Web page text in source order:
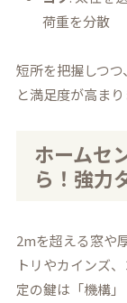
荷重を分散
短所を把握しつつ
と満足度が高まり
ホームセ
ら！強力
2mを超える窓や
トリやカインズ
定の鍵は「機構